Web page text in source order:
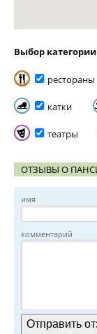
Выбор категории
рестораны
катки
театры
ОТЗЫВЫ О
имя
комментарий